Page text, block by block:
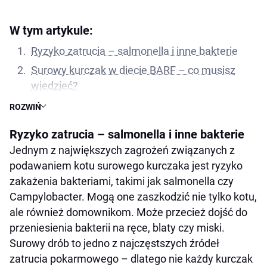
W tym artykule:
ROZWIŃ
Ryzyko zatrucia – salmonella i inne bakterie
Surowy kurczak w diecie BARF – co musisz
wiedzieć?
Jak bezpiecznie podać kotu surowe mięso?
kurczaka?
Kiedy lepiej unikać surowego kurczaka w diecie
kota?
Jak najlepiej podawać kotu pierś z kurczaka?
Podsumowanie – surowy kurczak tylko z
rozwagą
Ryzyko zatrucia – salmonella i inne bakterie
Jednym z największych zagrożeń związanych z
podawaniem kotu surowego kurczaka jest ryzyko
zakażenia bakteriami, takimi jak salmonella czy
Campylobacter. Mogą one zaszkodzić nie tylko kotu,
ale również domownikom. Może przecież dojść do
przeniesienia bakterii na ręce, blaty czy miski.
Surowy drób to jedno z najczęstszych źródeł
zatrucia pokarmowego – dlatego nie każdy kurczak